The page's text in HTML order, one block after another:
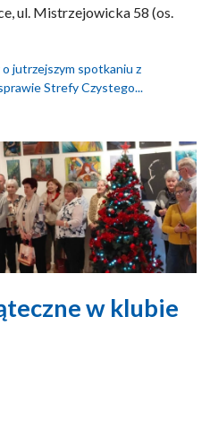
ul. Mistrzejowicka 58 (os.
jutrzejszym spotkaniu z
Strefy Czystego...
w klubie